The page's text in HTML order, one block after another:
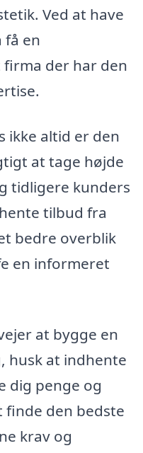
Ved at have
få en
der har den
ikke altid er den
at tage højde
tidligere kunders
tilbud fra
bedre overblik
en informeret
at bygge en
husk at indhente
dig penge og
finde den bedste
krav og